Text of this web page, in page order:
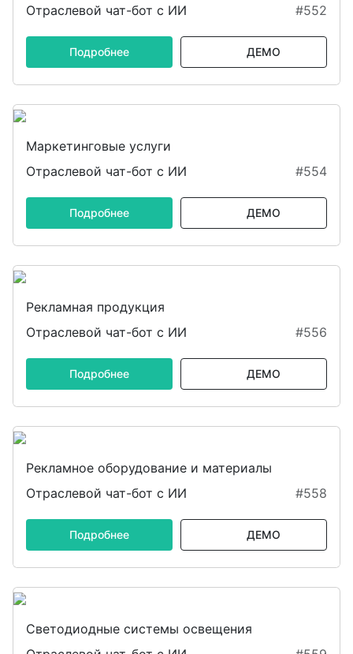
Отраслевой чат-бот с ИИ
#552
Подробнее ДЕМО
Маркетинговые услуги
Отраслевой чат-бот с ИИ
#554
Подробнее ДЕМО
Рекламная продукция
Отраслевой чат-бот с ИИ
#556
Подробнее ДЕМО
Рекламное оборудование и материалы
Отраслевой чат-бот с ИИ
#558
Подробнее ДЕМО
Светодиодные системы освещения